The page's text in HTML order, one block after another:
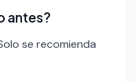
antes?
se recomienda